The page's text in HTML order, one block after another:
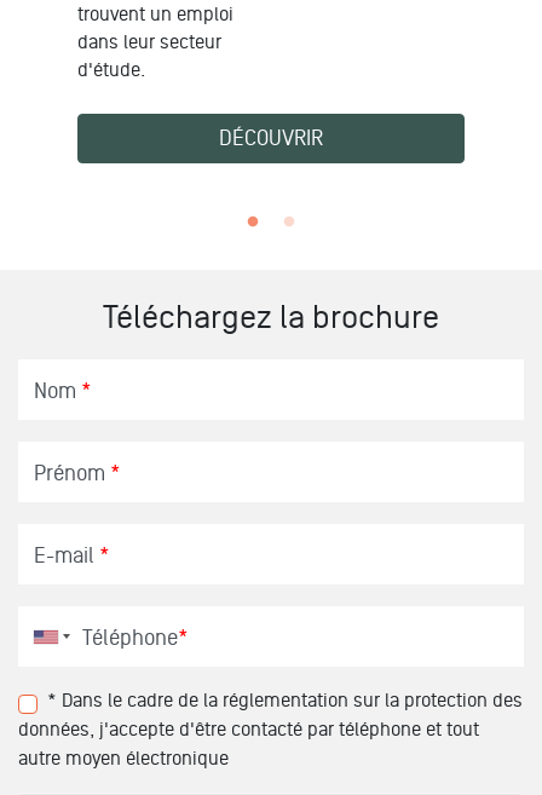
trouvent un emploi
dans leur secteur
d'étude.
DÉCOUVRIR
Téléchargez la brochure
Nom *
Prénom *
E-mail *
Téléphone*
* Dans le cadre de la réglementation sur la protection des
données, j'accepte d'être contacté par téléphone et tout
autre moyen électronique